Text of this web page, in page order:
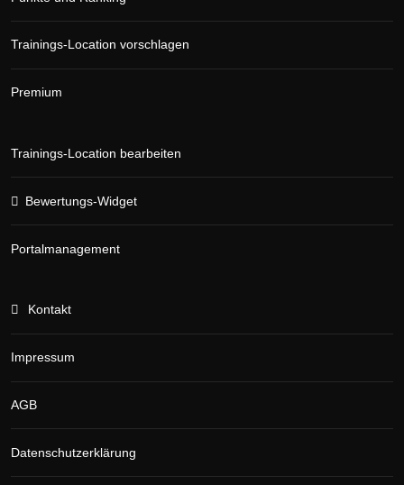
Trainings-Location vorschlagen
Premium
Trainings-Location bearbeiten
Bewertungs-Widget
Portalmanagement
Kontakt
Impressum
AGB
Datenschutzerklärung